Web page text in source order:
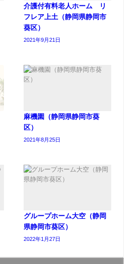
介護付有料老人ホーム リ
フレア上土（静岡県静岡市
葵区）
2021年9月21日
麻機園（静岡県静岡市葵
区）
2021年8月25日
グループホーム大空（静岡
県静岡市葵区）
2022年1月27日